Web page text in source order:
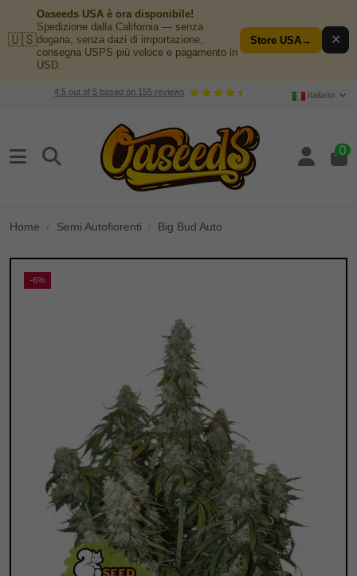
🇺🇸
Oaseeds USA è ora disponibile!
Spedizione dalla California — senza
dogana, senza dazi di importazione,
consegna USPS più veloce e pagamento in
USD.
Store USA→ ✕
4.5 out of 5 based on 155 reviews Italiano
0
Home Semi Autofiorenti Big Bud Auto
-6%